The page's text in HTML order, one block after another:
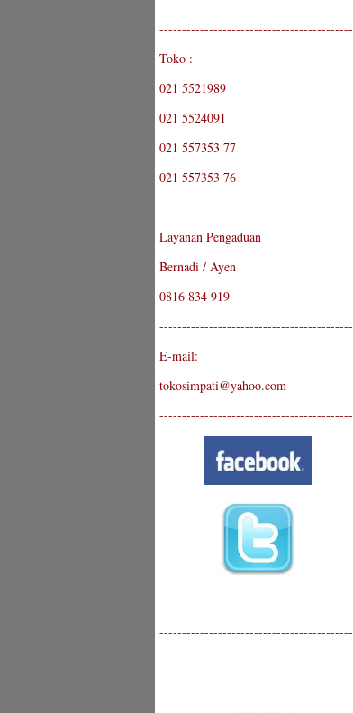
-------------------------------------------
Toko :
021 5521989
021 5524091
021 557353 77
021 557353 76
Layanan Pengaduan
Bernadi / Ayen
0816 834 919
-------------------------------------------
E-mail:
tokosimpati@yahoo.com
-------------------------------------------
-------------------------------------------